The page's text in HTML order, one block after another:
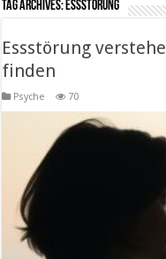
Tag Archives:Essstörung
Essstörung
finden
Psyche 70